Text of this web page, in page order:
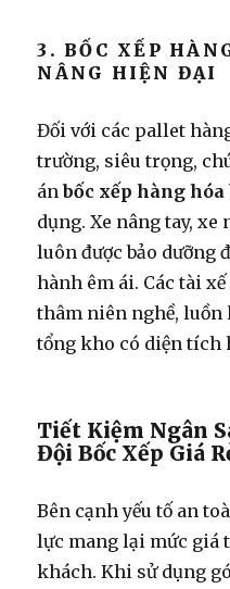
3. BỐC XẾP
NÂNG HIỆN ĐẠI
Đối với các pallet
trường, siêu trọng,
ánbốc xếp hàng
dụng. Xe nâng tay, xe
luôn được bảo dưỡng
hành êm ái. Các tài
thâm niên nghề, luồn
tổng kho có diện tích
Tiết Kiệm Ngân
Đội Bốc Xếp Giá
Bên cạnh yếu tố an
lực mang lại mức giá
khách. Khi sử dụng